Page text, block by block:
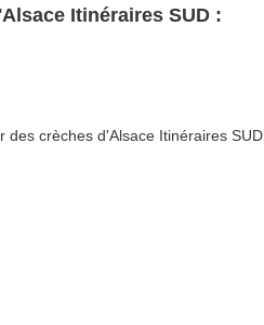
Itinéraires SUD :